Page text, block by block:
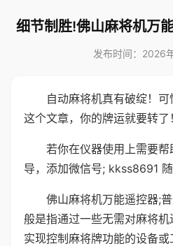
细节制胜!佛山麻将机万
发布时间：2026
自动麻将机真有破绽！
这个文章，你的牌运就要转了！
若你在仪器使用上需要
导，添加微信号; kkss8691 随
佛山麻将机万能遥控器;
般是指通过一些无需对麻将
实现控制麻将牌功能的设备或